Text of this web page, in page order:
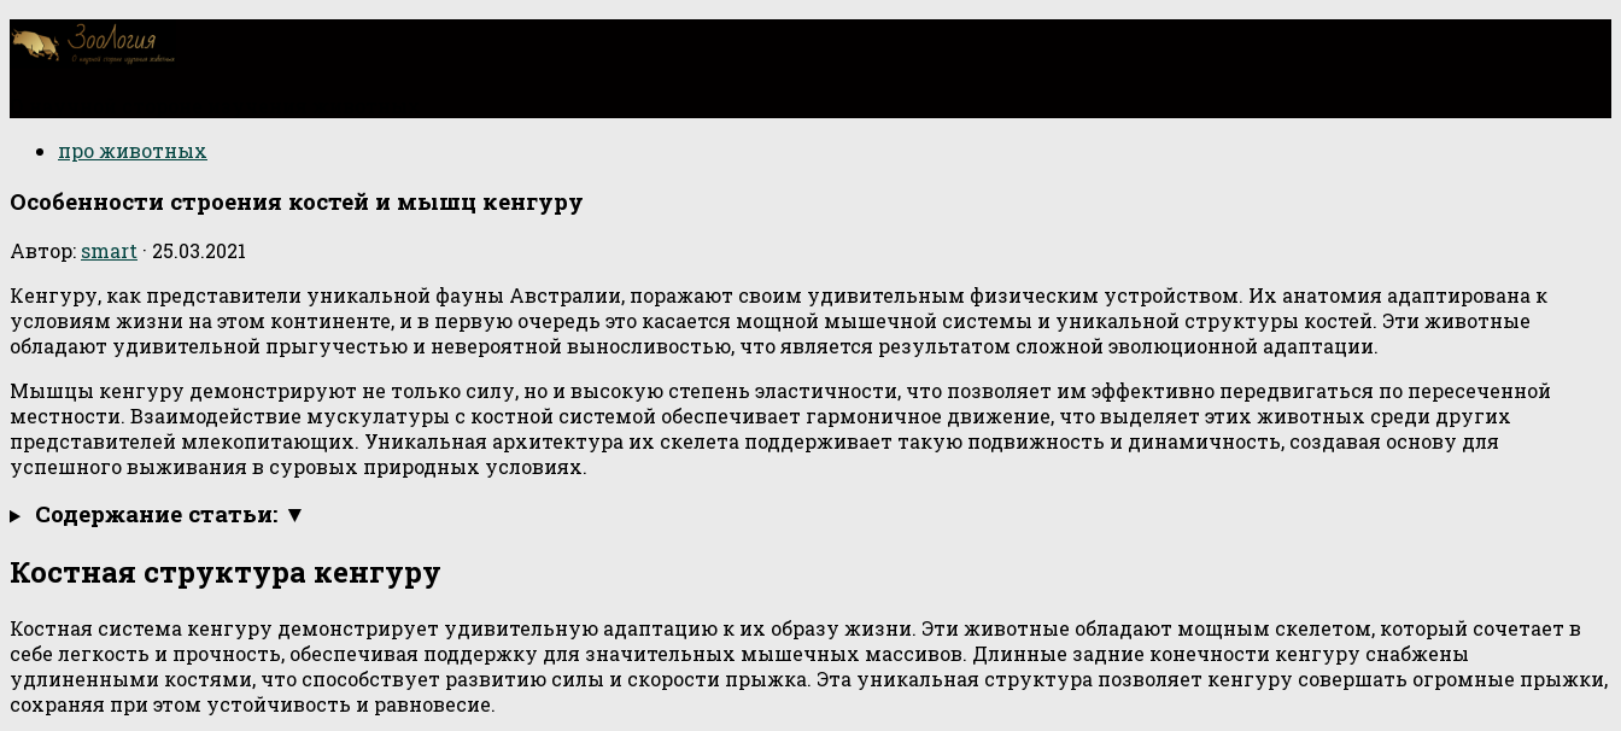
про животных
Особенности строения костей и мышц кенгуру
Автор: smart · 25.03.2021
Кенгуру, как представители уникальной фауны Австралии, поражают своим удивительным физическим устройством. Их анатомия адаптирована к
условиям жизни на этом континенте, и в первую очередь это касается мощной мышечной системы и уникальной структуры костей. Эти животные
обладают удивительной прыгучестью и невероятной выносливостью, что является результатом сложной эволюционной адаптации.
Мышцы кенгуру демонстрируют не только силу, но и высокую степень эластичности, что позволяет им эффективно передвигаться по пересеченной
местности. Взаимодействие мускулатуры с костной системой обеспечивает гармоничное движение, что выделяет этих животных среди других
представителей млекопитающих. Уникальная архитектура их скелета поддерживает такую подвижность и динамичность, создавая основу для
успешного выживания в суровых природных условиях.
Содержание статьи: ▼
Костная структура кенгуру
Костная система кенгуру демонстрирует удивительную адаптацию к их образу жизни. Эти животные обладают мощным скелетом, который сочетает в
себе легкость и прочность, обеспечивая поддержку для значительных мышечных массивов. Длинные задние конечности кенгуру снабжены
удлиненными костями, что способствует развитию силы и скорости прыжка. Эта уникальная структура позволяет кенгуру совершать огромные прыжки,
сохраняя при этом устойчивость и равновесие.